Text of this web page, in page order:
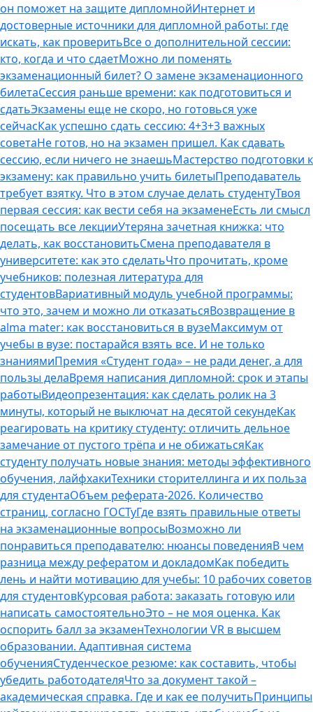
он поможет на защите дипломнойИнтернет и
достоверные источники для дипломной работы: где
искать, как проверитьВсе о дополнительной сессии:
кто, когда и что сдаетМожно ли поменять
экзаменационный билет? О замене экзаменационного
билетаСессия раньше времени: как подготовиться и
сдатьЭкзамены еще не скоро, но готовься уже
сейчасКак успешно сдать сессию: 4+3+3 важных
советаНе готов, но на экзамен пришел. Как сдавать
сессию, если ничего не знаешьМастерство подготовки к
экзамену: как правильно учить билетыПреподаватель
требует взятку. Что в этом случае делать студентуТвоя
первая сессия: как вести себя на экзаменеЕсть ли смысл
посещать все лекцииУтеряна зачетная книжка: что
делать, как восстановитьСмена преподавателя в
университете: как это сделатьЧто прочитать, кроме
учебников: полезная литература для
студентовВариативный модуль учебной программы:
что это, зачем и можно ли отказатьсяВозвращение в
alma mater: как восстановиться в вузеМаксимум от
учебы в вузе: постарайся взять все. И не только
знаниямиПремия «Студент года» – не ради денег, а для
пользы делаВремя написания дипломной: срок и этапы
работыВидеопрезентация: как сделать ролик на 3
минуты, который не выключат на десятой секундеКак
реагировать на критику студенту: отличить дельное
замечание от пустого трёпа и не обижатьсяКак
студенту получать новые знания: методы эффективного
обучения, лайфхакиТехники сторителлинга и их польза
для студентаОбъем реферата-2026. Количество
страниц, согласно ГОСТуГде взять правильные ответы
на экзаменационные вопросыВозможно ли
понравиться преподавателю: нюансы поведенияВ чем
разница между рефератом и докладомКак победить
лень и найти мотивацию для учебы: 10 рабочих советов
для студентовКурсовая работа: заказать готовую или
написать самостоятельноЭто – не моя оценка. Как
оспорить балл за экзаменТехнологии VR в высшем
образовании. Адаптивная система
обученияСтуденческое резюме: как составить, чтобы
убедить работодателяЧто за документ такой –
академическая справка. Где и как ее получитьПринципы